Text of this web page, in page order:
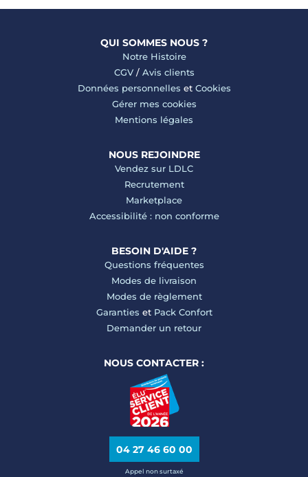
QUI SOMMES NOUS ?
Notre Histoire
CGV/ Avis clients
Données personnelles et Cookies
Gérer mes cookies
Mentions légales
NOUS REJOINDRE
Vendez sur LDLC
Recrutement
Marketplace
Accessibilité : non conforme
BESOIN D'AIDE ?
Questions fréquentes
Modes de livraison
Modes de règlement
Garanties et Pack Confort
Demander un retour
NOUS CONTACTER :
04 27 46 60 00
Appel non surtaxé